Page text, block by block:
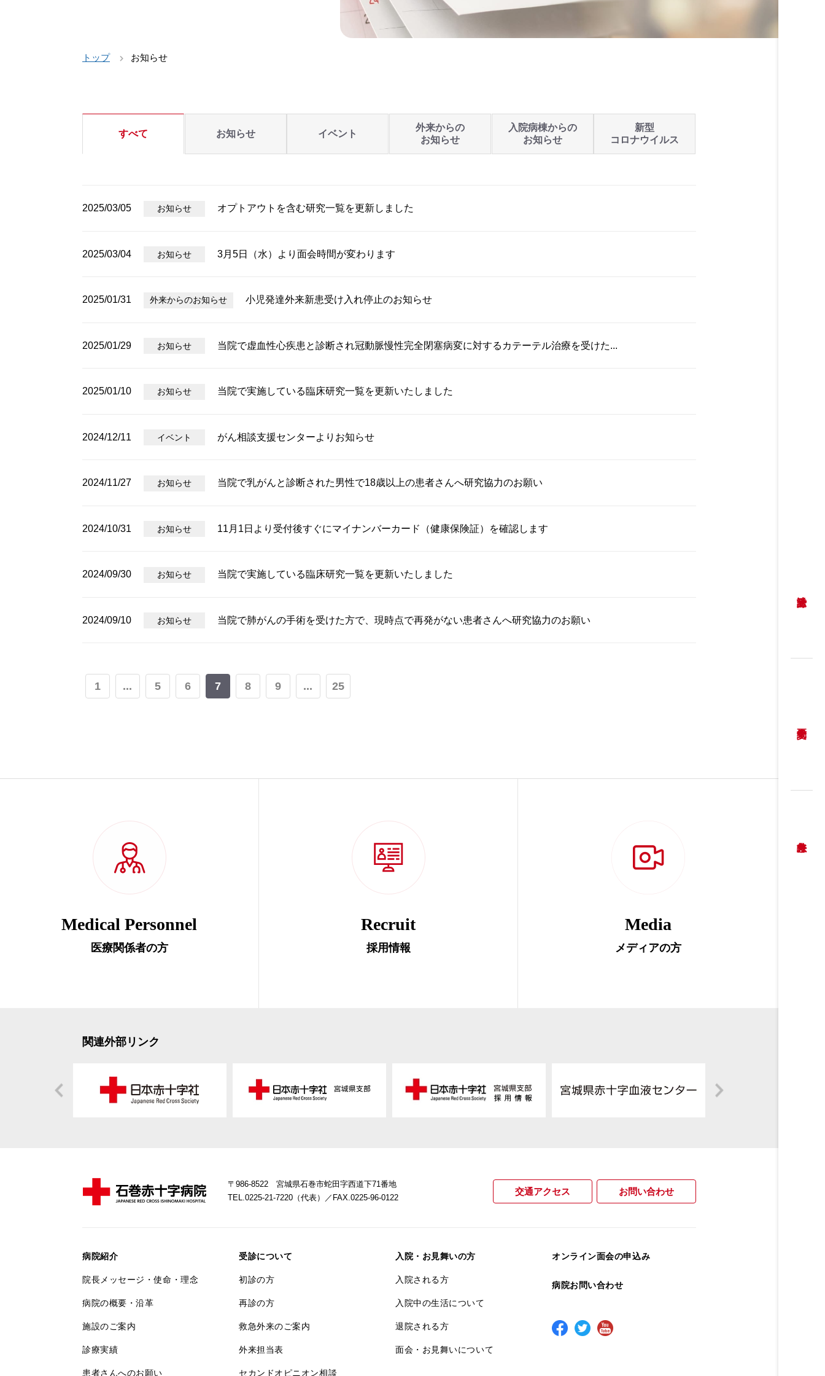
トップ お知らせ
すべて お知らせ イベント
外来からの
お知らせ
入院病棟からの
お知らせ
新型
コロナウイルス
2025/03/05 お知らせ オプトアウトを含む研究一覧を更新しました
2025/03/04 お知らせ 3月5日（水）より面会時間が変わります
2025/01/31 外来からのお知らせ 小児発達外来新患受け入れ停止のお知らせ
2025/01/29 お知らせ 当院で虚血性心疾患と診断され冠動脈慢性完全閉塞病変に対するカテーテル治療を受けた...
2025/01/10 お知らせ 当院で実施している臨床研究一覧を更新いたしました
2024/12/11 イベント がん相談支援センターよりお知らせ
2024/11/27 お知らせ 当院で乳がんと診断された男性で18歳以上の患者さんへ研究協力のお願い
2024/10/31 お知らせ 11月1日より受付後すぐにマイナンバーカード（健康保険証）を確認します
2024/09/30 お知らせ 当院で実施している臨床研究一覧を更新いたしました
2024/09/10 お知らせ 当院で肺がんの手術を受けた方で、現時点で再発がない患者さんへ研究協力のお願い
1 ... 5 6 7 8 9 ... 25
Medical Personnel
医療関係者の方
Recruit
採用情報
Media
メディアの方
関連外部リンク
〒986-8522 宮城県石巻市蛇田字西道下71番地
TEL.0225-21-7220（代表）
／FAX.0225-96-0122
交通アクセス お問い合わせ
病院紹介
院長メッセージ・使命・理念
病院の概要・沿革
施設のご案内
診療実績
患者さんへのお願い
受診について
初診の方
再診の方
救急外来のご案内
外来担当表
セカンドオピニオン相談
入院・お見舞いの方
入院される方
入院中の生活について
退院される方
面会・お見舞いについて
オンライン面会の申込み
病院お問い合わせ